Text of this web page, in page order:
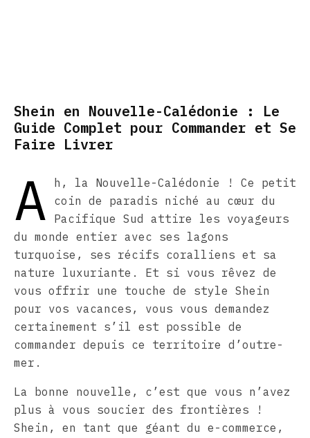
Shein en Nouvelle-Calédonie : Le
Guide Complet pour Commander et Se
Faire Livrer
A
h, la Nouvelle-Calédonie ! Ce petit
coin de paradis niché au cœur du
Pacifique Sud attire les voyageurs
du monde entier avec ses lagons
turquoise, ses récifs coralliens et sa
nature luxuriante. Et si vous rêvez de
vous offrir une touche de style Shein
pour vos vacances, vous vous demandez
certainement s’il est possible de
commander depuis ce territoire d’outre-
mer.
La bonne nouvelle, c’est que vous n’avez
plus à vous soucier des frontières !
Shein, en tant que géant du e-commerce,